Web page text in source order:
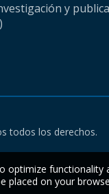
y
todos los derechos.
optimize
placed on your